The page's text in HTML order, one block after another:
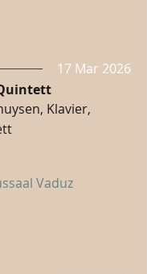
17 Mar 2026
Klavier,
Vaduz